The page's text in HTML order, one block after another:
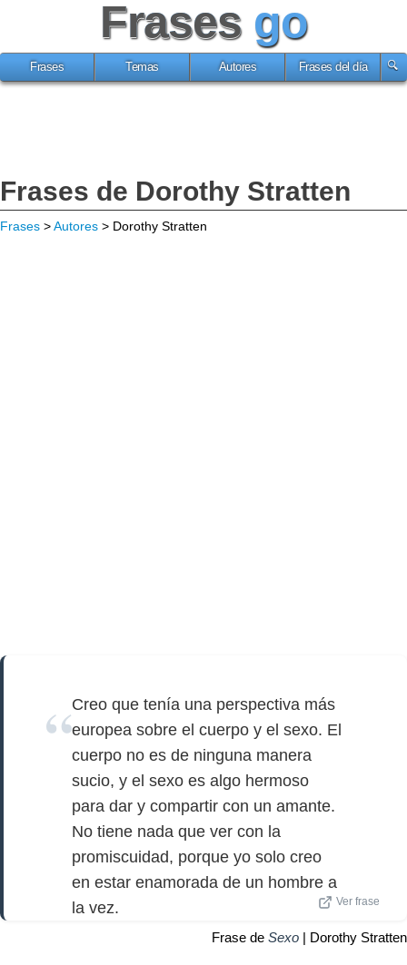
Frases go
Frases Temas Autores Frases del día
Frases de Dorothy Stratten
Frases >Autores > Dorothy Stratten
Creo que tenía una perspectiva más
europea sobre el cuerpo y el sexo. El
cuerpo no es de ninguna manera
sucio, y el sexo es algo hermoso
para dar y compartir con un amante.
No tiene nada que ver con la
promiscuidad, porque yo solo creo
en estar enamorada de un hombre a
la vez.
Ver frase
Frase de Sexo | Dorothy Stratten